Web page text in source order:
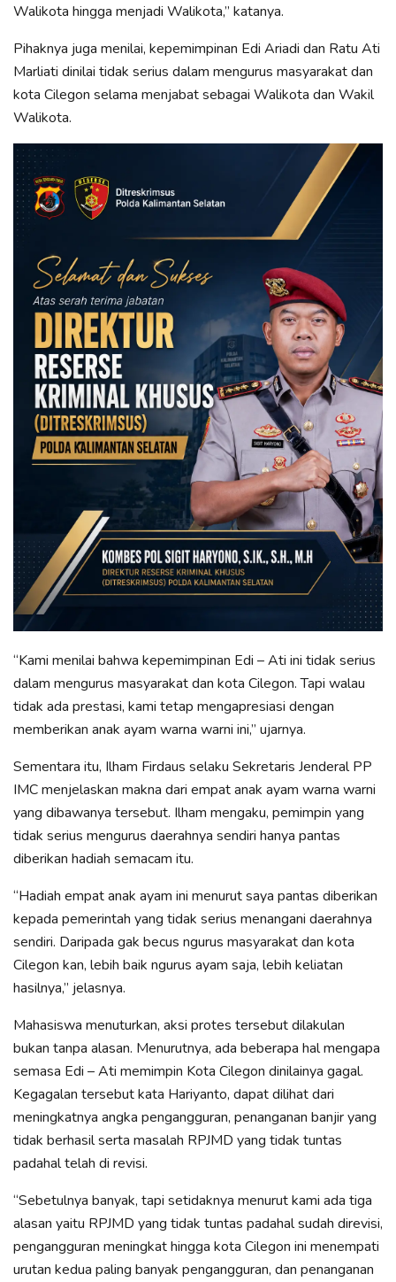
Walikota hingga menjadi Walikota,” katanya.
Pihaknya juga menilai, kepemimpinan Edi Ariadi dan Ratu Ati
Marliati dinilai tidak serius dalam mengurus masyarakat dan
kota Cilegon selama menjabat sebagai Walikota dan Wakil
Walikota.
“Kami menilai bahwa kepemimpinan Edi – Ati ini tidak serius
dalam mengurus masyarakat dan kota Cilegon. Tapi walau
tidak ada prestasi, kami tetap mengapresiasi dengan
memberikan anak ayam warna warni ini,” ujarnya.
Sementara itu, Ilham Firdaus selaku Sekretaris Jenderal PP
IMC menjelaskan makna dari empat anak ayam warna warni
yang dibawanya tersebut. Ilham mengaku, pemimpin yang
tidak serius mengurus daerahnya sendiri hanya pantas
diberikan hadiah semacam itu.
“Hadiah empat anak ayam ini menurut saya pantas diberikan
kepada pemerintah yang tidak serius menangani daerahnya
sendiri. Daripada gak becus ngurus masyarakat dan kota
Cilegon kan, lebih baik ngurus ayam saja, lebih keliatan
hasilnya,” jelasnya.
Mahasiswa menuturkan, aksi protes tersebut dilakulan
bukan tanpa alasan. Menurutnya, ada beberapa hal mengapa
semasa Edi – Ati memimpin Kota Cilegon dinilainya gagal.
Kegagalan tersebut kata Hariyanto, dapat dilihat dari
meningkatnya angka pengangguran, penanganan banjir yang
tidak berhasil serta masalah RPJMD yang tidak tuntas
padahal telah di revisi.
“Sebetulnya banyak, tapi setidaknya menurut kami ada tiga
alasan yaitu RPJMD yang tidak tuntas padahal sudah direvisi,
pengangguran meningkat hingga kota Cilegon ini menempati
urutan kedua paling banyak pengangguran, dan penanganan